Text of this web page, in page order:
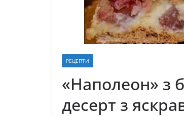
РЕЦЕПТИ
«Наполеон» з
десерт з